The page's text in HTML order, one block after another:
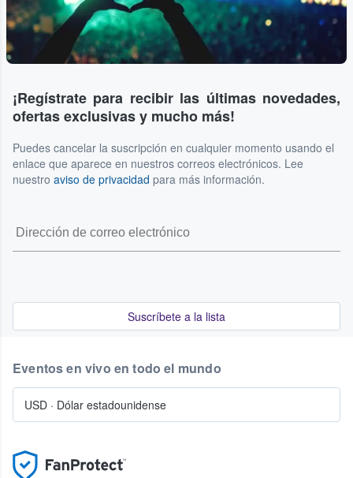
¡Regístrate para recibir las últimas novedades,
ofertas exclusivas y mucho más!
Puedes cancelar la suscripción en cualquier momento usando el
enlace que aparece en nuestros correos electrónicos. Lee
nuestro aviso de privacidad para más información.
Suscríbete a la lista
Eventos en vivo en todo el mundo
USD · Dólar estadounidense